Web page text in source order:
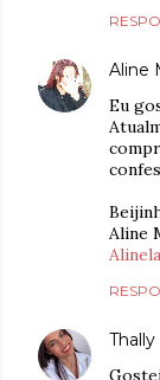
Aline
Eu
Aline
Thally